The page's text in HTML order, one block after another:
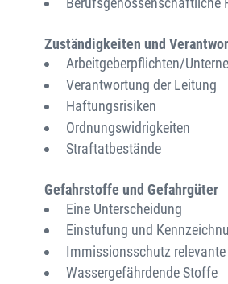
Zuständigkeiten und
Arbeitgeberpflichten/
Verantwortung der Leitung
Haftungsrisiken
Ordnungswidrigkeiten
Straftatbestände
Gefahrstoffe und Gefahrgüter
Eine Unterscheidung
Einstufung und
Immissionsschutz
Wassergefährdende Stoffe